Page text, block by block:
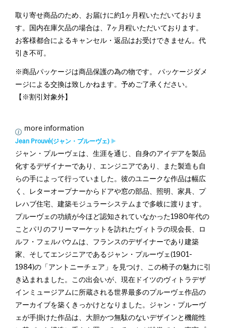
取り寄せ商品のため、お届けに約1ヶ月程いただいておりま
す。国内在庫欠品の場合は、7ヶ月程いただいております。
お客様都合によるキャンセル・返品はお受けできません。代
引き不可。
※商品パッケージは商品保護の為の物です。 パッケージダメ
ージによる交換は致しかねます。予めご了承ください。
【※割引対象外】
more information
Jean Prouvé(ジャン・プルーヴェ)
ジャン・プルーヴェは、生涯を通じ、自身のアイデアを製品
化するデザイナーであり、エンジニアであり、また製造も自
らの手によって行っていました。彼のユニークな作品は幅広
く、レターオープナーからドアや窓の部品、照明、家具、プ
レハブ住宅、建築モジュラーシステムまで多岐に渡ります。
プルーヴェの功績が今ほど認知されていなかった1980年代の
ことパリのフリーマーケットを訪れたヴィトラの現会長、ロ
ルフ・フェルバウムは、フランスのデザイナーであり建築
家、そしてエンジニアであるジャン・プルーヴェ(1901-
1984)の「アントニーチェア」を見つけ、この椅子の魅力に引
き込まれました。この出会いが、現在ドイツのヴィトラデザ
インミュージアムに所蔵される世界最多のプルーヴェ作品の
アーカイブを築くきっかけとなりました。ジャン・プルーヴ
ェが手掛けた作品は、大胆かつ無駄のないデザインと機能性